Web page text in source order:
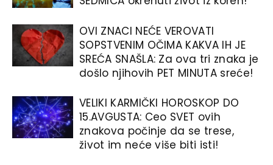
OVI ZNACI NEĆE VEROVATI
SOPSTVENIM OČIMA KAKVA IH JE
SREĆA SNAŠLA: Za ova tri znaka je
došlo njihovih PET MINUTA sreće!
VELIKI KARMIČKI HOROSKOP DO
15.AVGUSTA: Ceo SVET ovih
znakova počinje da se trese,
život im neće više biti isti!